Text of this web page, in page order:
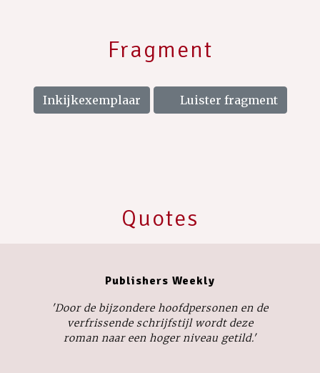
Fragment
Inkijkexemplaar Luister fragment
Quotes
Publishers Weekly
'Door de bijzondere hoofdpersonen en de
verfrissende schrijfstijl wordt deze
roman naar een hoger niveau getild.'